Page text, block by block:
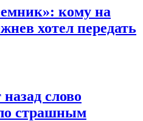
кому на
хотел передать
слово
страшным